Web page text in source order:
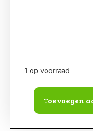
1 op voorraad
Toevoegen